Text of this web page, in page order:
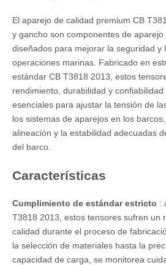
El aparejo de calidad premium CB
y gancho son componentes de
diseñados para mejorar la seguridad y
operaciones marinas. Fabricado en
estándar CB T3818 2013, estos
rendimiento, durabilidad y
esenciales para ajustar la tensión de
los sistemas de aparejos en los
alineación y la estabilidad adecuadas
del barco.
Características
Cumplimiento de estándar estricto :
T3818 2013, estos tensores sufren un
calidad durante el proceso de
la selección de materiales hasta la
capacidad de carga, se monitorea